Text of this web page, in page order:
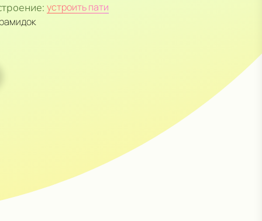
устроить пати